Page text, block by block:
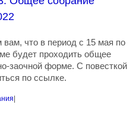
что в период с 15 мая по
будет проходить общее
заочной форме. С повесткой
по ссылке.
|